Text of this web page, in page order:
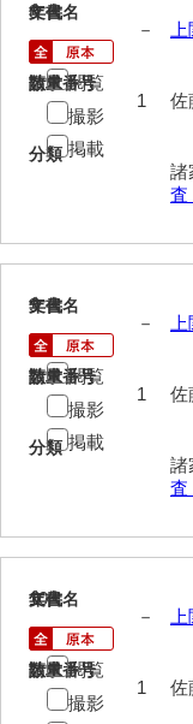
岡家文
岡田学
岡本家
小川五
尾崎家
小沢家
小田家
8
文書名
請求番号
佐
分類
諸
査
年代
－
数量
1
閲覧
撮影
掲載
9
文書名
請求番号
佐
分類
諸
査
年代
－
数量
1
閲覧
撮影
掲載
10
文書名
請求番号
佐
年代
－
数量
1
閲覧
撮影